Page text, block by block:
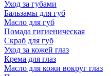
Уход за губами
Бальзамы для губ
Масло для губ
Помада гигиеническая
Скраб для губ
Уход за кожей глаз
Крема для глаз
Масло для кожи вокруг глаз